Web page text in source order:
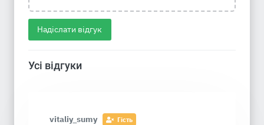
Надіслати відгук
Усі відгуки
vitaliy_sumy Гість